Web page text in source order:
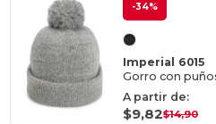
-34%
Imperial 6015
Gorro con
A partir de:
$9,82$14,90